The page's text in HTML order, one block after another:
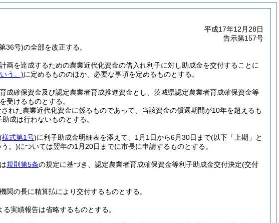
平成17年12月28日
告示第157号
36号)の全部を改正する。
画を達成するための農業近代化資金の借入れ利子に対し助成金を交付することに
う。)に定めるもののほか、必要な事項を定めるものとする。
成確保資金及び認定農業者育成推進資金とし、茨城県認定農業者育成確保資金等
受けるものとする。
れた農業近代化資金に係るものであって、当該資金の償還期間が10年を超えるも
成は行わないものとする。
(様式第1号)に利子助成金明細表を添えて、1月1日から6月30日まで(以下「上期」と
。)については翌年の1月20日までに市長に申請するものとする。
規則第5条の規定に基づき、認定農業者育成確保資金等利子助成金交付決定(交付
の長に精算払により交付するものとする。
る実績報告は省略するものとする。